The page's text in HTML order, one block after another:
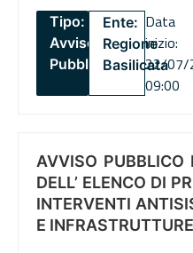
Tipo:
Avviso
Pubblico
Ente:
Regione
Basilicata
Data
inizio:
22/07/
09:00
AVVISO PUBBLICO
DELL’ ELENCO DI
INTERVENTI
E